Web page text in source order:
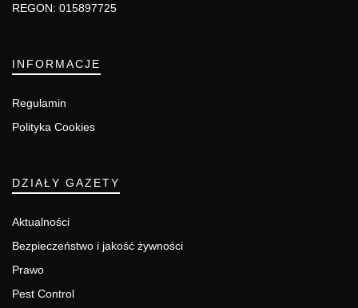
REGON: 015897725
INFORMACJE
Regulamin
Polityka Cookies
DZIAŁY GAZETY
Aktualności
Bezpieczeństwo i jakość żywności
Prawo
Pest Control